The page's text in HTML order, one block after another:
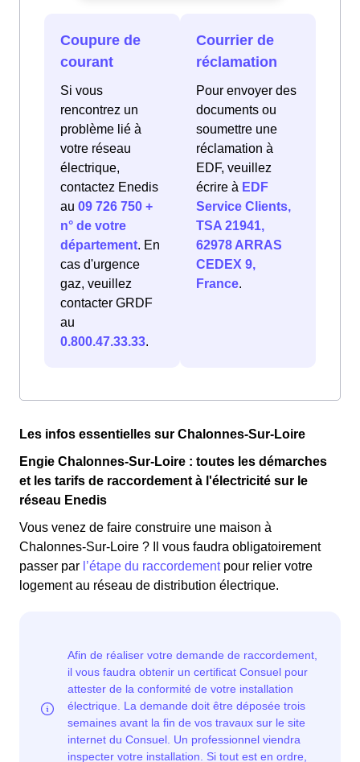
Coupure de
courant
Si vous
rencontrez un
problème lié à
votre réseau
électrique,
contactez Enedis
au 09 726 750 +
n° de votre
département. En
cas d'urgence
gaz, veuillez
contacter GRDF
au
0.800.47.33.33.
Courrier de
réclamation
Pour envoyer des
documents ou
soumettre une
réclamation à
EDF, veuillez
écrire à EDF
Service Clients,
TSA 21941,
62978 ARRAS
CEDEX 9,
France.
Les infos essentielles sur Chalonnes-Sur-Loire
Engie Chalonnes-Sur-Loire : toutes les démarches
et les tarifs de raccordement à l'électricité sur le
réseau Enedis
Vous venez de faire construire une maison à
Chalonnes-Sur-Loire ? Il vous faudra obligatoirement
passer par l’étape du raccordementpour relier votre
logement au réseau de distribution électrique.